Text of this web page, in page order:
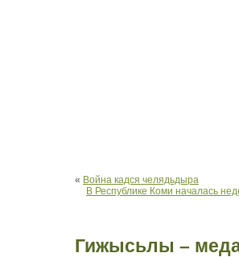
« Война кадся челядьдыра
В Республике Коми началась
Гижысьлы –